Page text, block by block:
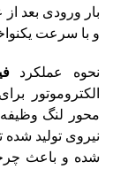
بار ورودی بعد
و با سرعت
نحوه عملکرد
الکتروموتور
محور لنگ وظیفه
نیروی تولید
شده و باعث